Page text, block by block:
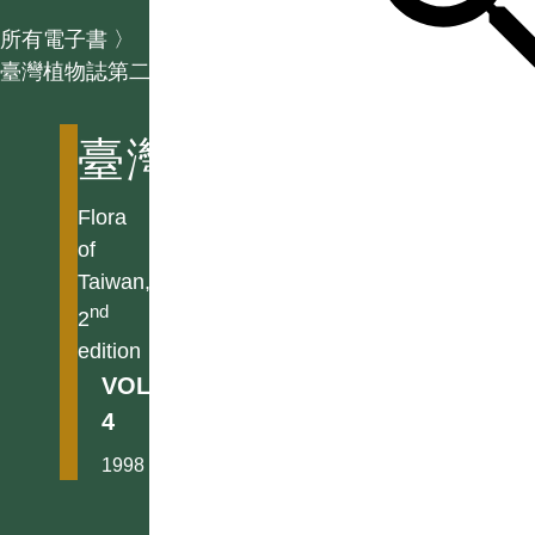
所有電子書 〉
臺灣植物誌第二版
臺灣植物誌第二版
Flora
of
Taiwan,
2nd
edition
VOL.
4
1998